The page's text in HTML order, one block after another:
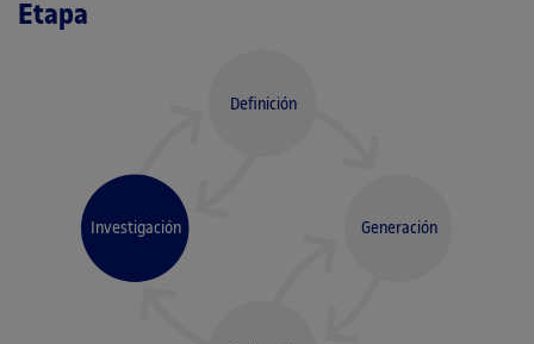
Etapa
Investigación
Definición
Generación